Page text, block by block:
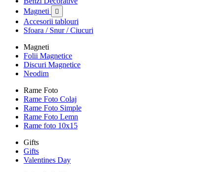
Magneti

Accesorii tablouri
Sfoara / Snur / Ciucuri
Magneti
Folii Magnetice
Discuri Magnetice
Neodim
Rame Foto
Rame Foto Colaj
Rame Foto Simple
Rame Foto Lemn
Rame foto 10x15
Gifts
Gifts
Valentines Day